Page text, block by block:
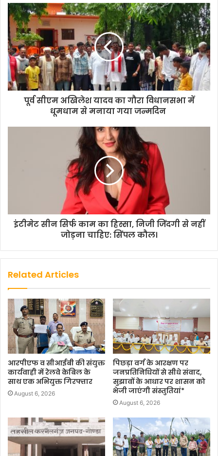
पूर्व सीएम अखिलेश यादव का गौरा विधानसभा में
धूमधाम से मनाया गया जन्मदिन
इंटीमेट सीन सिर्फ काम का हिस्सा, निजी जिंदगी से नहीं
जोड़ना चाहिए: सिंपल कौल।
Related Articles
आरपीएफ व सीआईबी की संयुक्त
कार्यवाही में रेलवे केबिल के
साथ एक अभियुक्त गिरफ्तार
August 6, 2026
पिछड़ा वर्ग के आरक्षण पर
जनप्रतिनिधियों से सीधे संवाद,
सुझावों के आधार पर शासन को
भेजी जाएंगी संस्तुतियां*
August 6, 2026